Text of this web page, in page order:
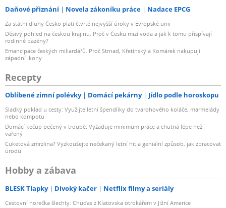
Daňové přiznání Novela zákoníku práce Nadace EPCG
Za státní dluhy Česko platí čtvrté nejvyšší úroky v Evropské unii
Děsivý pohled na českou krajinu. Proč v Česku mizí voda a jak k tomu přispívají
rodinné bazény?
Emancipace českých miliardářů. Proč Strnad, Křetínský a Komárek nakupují
západní ikony
Recepty
Oblíbené zimní polévky Domácí pekárny Jídlo podle horoskopu
Sladký poklad u cesty: Využijte letní špendlíky do tvarohového koláče, marmelády
nebo kompotu
Domácí kečup pečený v troubě: Vyžaduje minimum práce a chutná lépe než
vařený
Cuketová zmrzlina? Vyzkoušejte nečekaný letní hit a geniální způsob, jak zpracovat
úrodu
Hobby a zábava
BLESK Tlapky Divoký kačer Netflix filmy a seriály
Cestovní horečka šlechty: Chuďas z Klatovska otrokářem v Jižní Americe